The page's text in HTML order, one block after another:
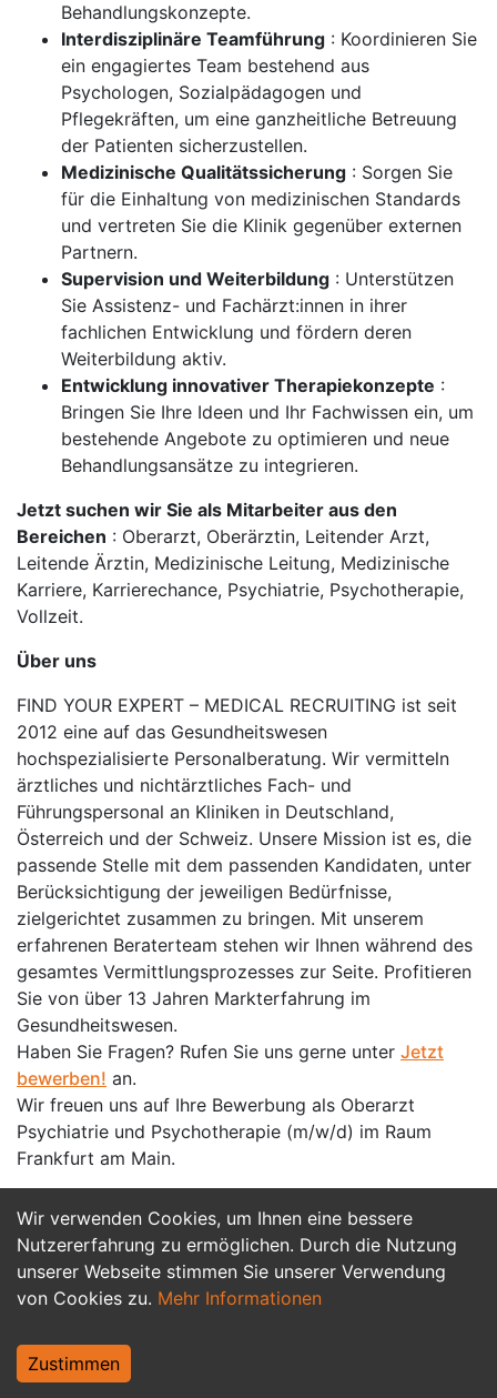
Wir verwenden Cookies, um Ihnen eine bessere
Nutzererfahrung zu ermöglichen. Durch die Nutzung
unserer Webseite stimmen Sie unserer Verwendung
von Cookies zu. Mehr Informationen
Zustimmen
Behandlungskonzepte.
Interdisziplinäre Teamführung : Koordinieren Sie
ein engagiertes Team bestehend aus
Psychologen, Sozialpädagogen und
Pflegekräften, um eine ganzheitliche Betreuung
der Patienten sicherzustellen.
Medizinische Qualitätssicherung : Sorgen Sie
für die Einhaltung von medizinischen Standards
und vertreten Sie die Klinik gegenüber externen
Partnern.
Supervision und Weiterbildung : Unterstützen
Sie Assistenz- und Fachärzt:innen in ihrer
fachlichen Entwicklung und fördern deren
Weiterbildung aktiv.
Entwicklung innovativer Therapiekonzepte :
Bringen Sie Ihre Ideen und Ihr Fachwissen ein, um
bestehende Angebote zu optimieren und neue
Behandlungsansätze zu integrieren.
Jetzt suchen wir Sie als Mitarbeiter aus den
Bereichen : Oberarzt, Oberärztin, Leitender Arzt,
Leitende Ärztin, Medizinische Leitung, Medizinische
Karriere, Karrierechance, Psychiatrie, Psychotherapie,
Vollzeit.
Über uns
FIND YOUR EXPERT – MEDICAL RECRUITING ist seit
2012 eine auf das Gesundheitswesen
hochspezialisierte Personalberatung. Wir vermitteln
ärztliches und nichtärztliches Fach- und
Führungspersonal an Kliniken in Deutschland,
Österreich und der Schweiz. Unsere Mission ist es, die
passende Stelle mit dem passenden Kandidaten, unter
Berücksichtigung der jeweiligen Bedürfnisse,
zielgerichtet zusammen zu bringen. Mit unserem
erfahrenen Beraterteam stehen wir Ihnen während des
gesamtes Vermittlungsprozesses zur Seite. Profitieren
Sie von über 13 Jahren Markterfahrung im
Gesundheitswesen.
Haben Sie Fragen? Rufen Sie uns gerne unter Jetzt
bewerben! an.
Wir freuen uns auf Ihre Bewerbung als Oberarzt
Psychiatrie und Psychotherapie (m/w/d) im Raum
Frankfurt am Main.
Jetzt Bewerben